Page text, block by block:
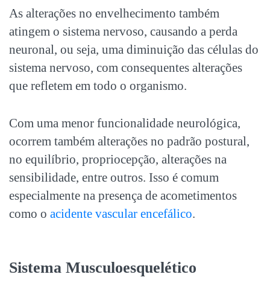
As alterações no envelhecimento também
atingem o sistema nervoso, causando a perda
neuronal, ou seja, uma diminuição das células do
sistema nervoso, com consequentes alterações
que refletem em todo o organismo.
Com uma menor funcionalidade neurológica,
ocorrem também alterações no padrão postural,
no equilíbrio, propriocepção, alterações na
sensibilidade, entre outros. Isso é comum
especialmente na presença de acometimentos
como o acidente vascular encefálico.
Sistema Musculoesquelético